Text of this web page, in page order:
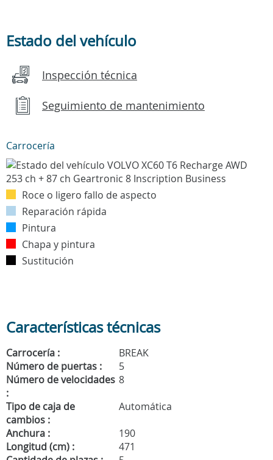
Estado del vehículo
Inspección técnica
Seguimiento de mantenimiento
Carrocería
Roce o ligero fallo de aspecto
Reparación rápida
Pintura
Chapa y pintura
Sustitución
Características técnicas
Carrocería :
BREAK
Número de puertas :
5
Número de velocidades
:
8
Tipo de caja de
cambios :
Automática
Anchura :
190
Longitud (cm) :
471